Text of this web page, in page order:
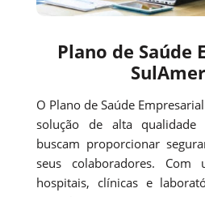
Plano de Saúde
O Plano de Saúde
solução de alta qualidade
buscam proporcionar
seus colaboradores.
hospitais, clínicas e